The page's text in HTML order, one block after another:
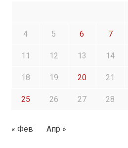
4 5 6 7
11 12 13 14
18 19 20 21
25 26 27 28
« Фев Апр »